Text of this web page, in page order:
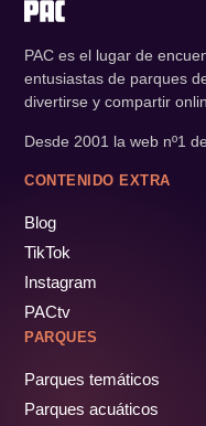
PAC es el lugar de
entusiastas de parques
divertirse y compartir
Desde 2001 la web nº1
CONTENIDO EXTRA
Blog
TikTok
Instagram
PACtv
PARQUES
Parques temáticos
Parques acuáticos